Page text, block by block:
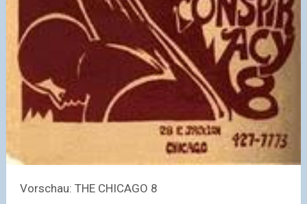
Vorschau: THE CHICAGO 8